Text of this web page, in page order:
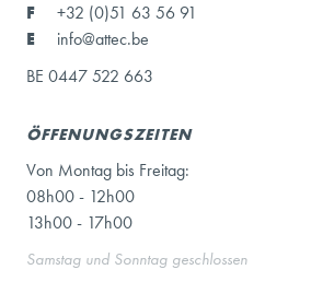
F
+32 (0)51 63 56 91
E
info@attec.be
BE 0447 522 663
ÖFFENUNGSZEITEN
Von Montag bis Freitag:
08h00 - 12h00
13h00 - 17h00
Samstag und Sonntag geschlossen